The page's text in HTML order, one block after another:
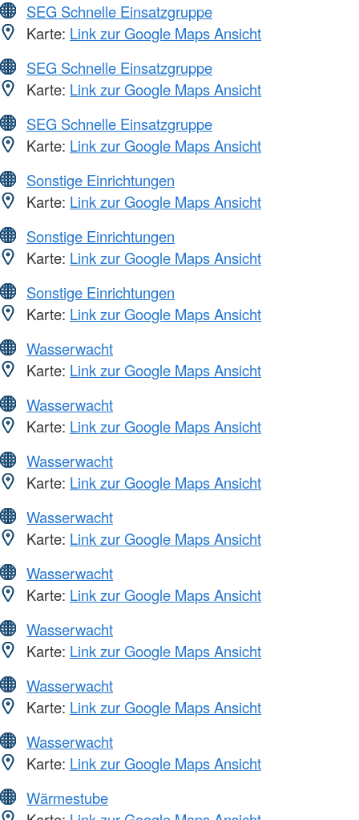
SEG Schnelle Einsatzgruppe
Karte: Link zur Google Maps Ansicht
SEG Schnelle Einsatzgruppe
Karte: Link zur Google Maps Ansicht
SEG Schnelle Einsatzgruppe
Karte: Link zur Google Maps Ansicht
Sonstige Einrichtungen
Karte: Link zur Google Maps Ansicht
Sonstige Einrichtungen
Karte: Link zur Google Maps Ansicht
Sonstige Einrichtungen
Karte: Link zur Google Maps Ansicht
Wasserwacht
Karte: Link zur Google Maps Ansicht
Wasserwacht
Karte: Link zur Google Maps Ansicht
Wasserwacht
Karte: Link zur Google Maps Ansicht
Wasserwacht
Karte: Link zur Google Maps Ansicht
Wasserwacht
Karte: Link zur Google Maps Ansicht
Wasserwacht
Karte: Link zur Google Maps Ansicht
Wasserwacht
Karte: Link zur Google Maps Ansicht
Wasserwacht
Karte: Link zur Google Maps Ansicht
Wärmestube